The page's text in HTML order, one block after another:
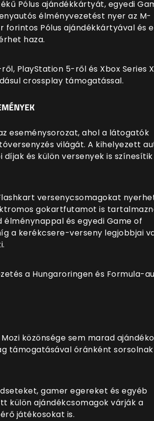
Pólus ajándékkártyát, egyedi
élményvezetést nyer az M-
forintos Pólus ajándékkártyával és
haza.
PlayStation 5-ről és Xbox Series
crossplay támogatással.
eseménysorozat, ahol a látogatók
világát. A kihelyezett
és külön versenyek is
versenycsomagokat
gokartfutamot is
és egyedi Game of
a kerékcsere-verseny legjobbjai
a Hungaroringen és Formula-
közönsége sem marad
támogatásával óránként
gamer egereket és egyéb
külön ajándékcsomagok várják a
játékosokat is.